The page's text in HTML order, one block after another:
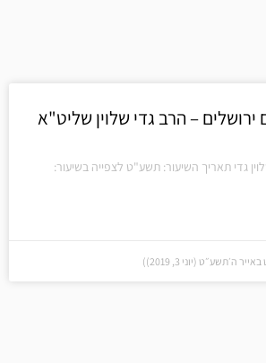
ירושלים – הרב גדי שלוין שליט"א
גדי תאריך השיעור: תשע"ט לצפייה בשיעור:
ה׳תשע״ט (יוני 3, 2019))